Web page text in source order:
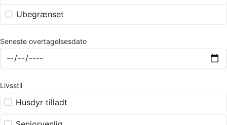
Ubegrænset
Seneste overtagelsesdato
Livsstil
Husdyr tilladt